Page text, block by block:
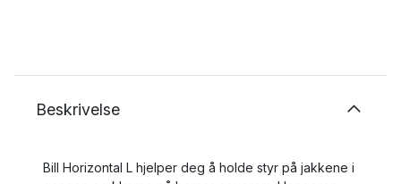
Beskrivelse
Bill Horizontal L hjelper deg å holde styr på jakkene i